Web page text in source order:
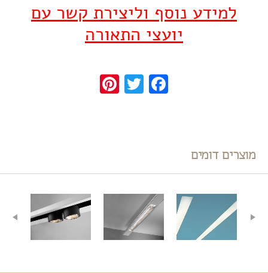
למידע נוסף וליצירת קשר עם
יועצי התאורה
Facebook
Twitter
Pinterest
מוצרים דומים